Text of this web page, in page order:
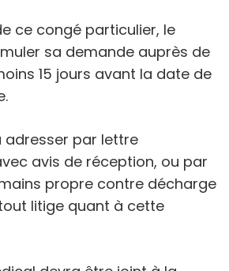
ce congé particulier, le
sa demande auprès de
15 jours avant la date de
adresser par lettre
avis de réception, ou par
propre contre décharge
litige quant à cette